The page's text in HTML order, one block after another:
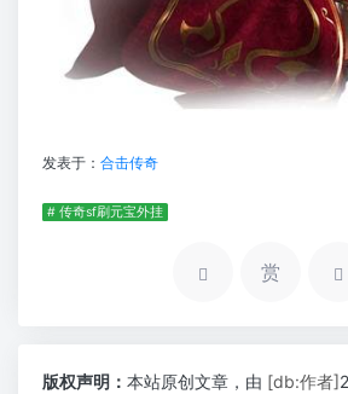
发表于： 合击传奇
# 传奇sf刷元宝外挂
赏
版权声明： 本站原创文章，由 [db:作者]